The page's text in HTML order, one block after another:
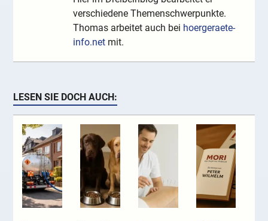
verschiedene Themenschwerpunkte.
Thomas arbeitet auch bei hoergeraete-
info.net mit.
LESEN SIE DOCH AUCH: